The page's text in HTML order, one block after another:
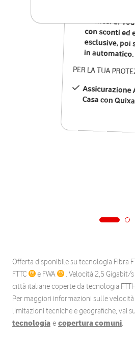
12 mesi di
con sconti ed
esclusive,
in automatico.
PER LA TUA
Assicurazione
Casa con Quixa
Offerta disponibile su tecnologia Fibra
FTTC
e FWA
. Velocità 2,5 Gigabit/
città italiane coperte da tecnologia
Per maggiori informazioni sulle
limitazioni tecniche e geografiche, vai su
tecnologia e copertura comuni.